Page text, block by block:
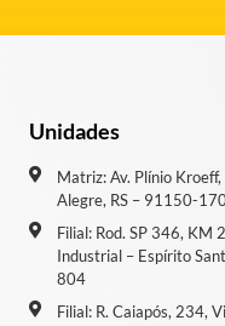
Unidades
Matriz: Av. Plínio
Alegre, RS – 91150-
Filial: Rod. SP 346, KM
Industrial – Espírito
804
Filial: R. Caiapós, 234,